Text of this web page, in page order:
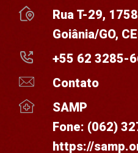
Rua T-29,
Goiânia/GO,
+55 62 3285-
Contato
SAMP
Fone: (062)
https://